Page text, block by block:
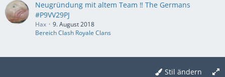
Neugründung mit altem Team ‼️ The Germans
#P9VV29PJ
Hax
9. August 2018
Bereich Clash Royale Clans
Stil ändern